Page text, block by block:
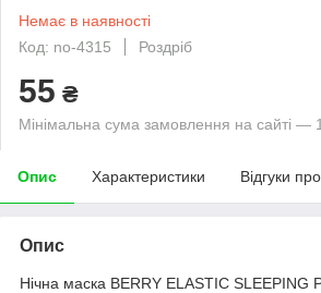
Немає в наявності
Код: no-4315
Роздріб
55 ₴
Мінімальна сума замовлення на сайті —
Опис Характеристики Відгуки
Опис
Нічна маска BERRY ELASTIC SLEEPING